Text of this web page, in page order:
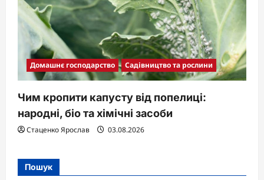
Домашнє господарство Садівництво та рослини
Чим кропити капусту від попелиці:
народні, біо та хімічні засоби
Стаценко Ярослав 03.08.2026
Пошук